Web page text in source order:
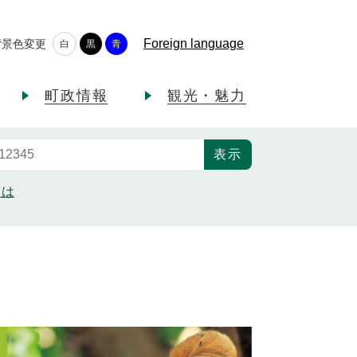
色変更 白 黒 青 Foreign language
町政情報 観光・魅力